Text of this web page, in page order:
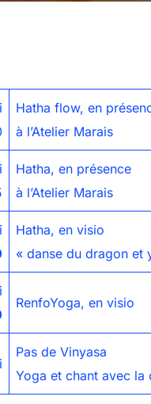
Hatha flow, en
à l’Atelier Marais
Hatha, en présence
à l’Atelier Marais
Hatha, en visio
« danse du dragon et
RenfoYoga, en visio
Pas de Vinyasa
Yoga et chant avec la